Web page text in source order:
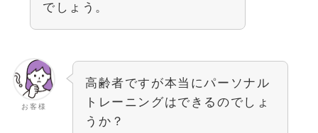
でしょう。
お客様
高齢者ですが本当にパーソナル
トレーニングはできるのでしょ
うか？